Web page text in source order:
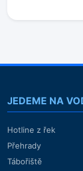
JEDEME NA
Hotline z řek
Přehrady
Tábořiště